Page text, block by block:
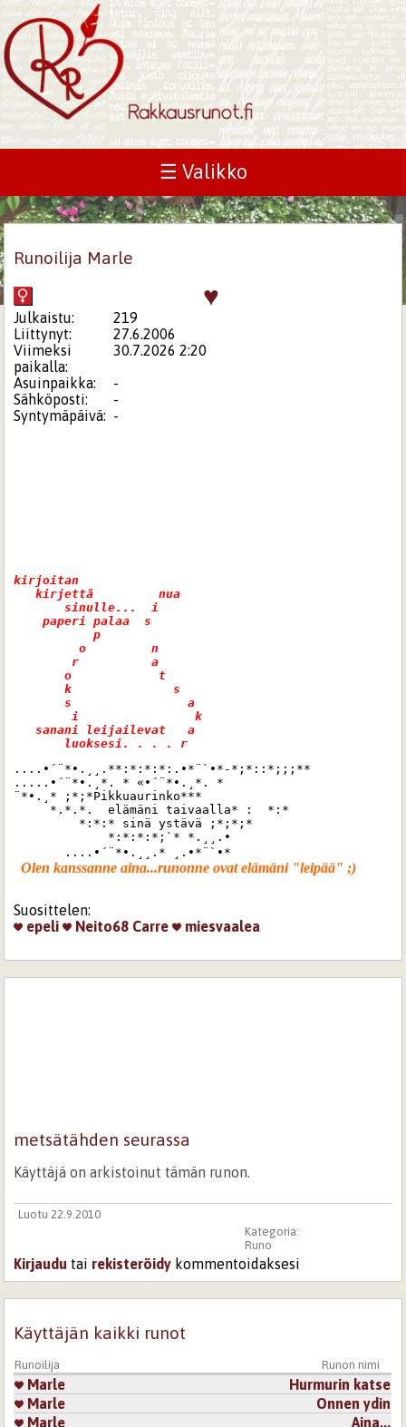
☰ Valikko
Runoilija Marle
♥
Julkaistu:
219
Liittynyt:
27.6.2006
Viimeksi
paikalla:
30.7.2026 2:20
Asuinpaikka:
-
Sähköposti:
-
Syntymäpäivä: -
kirjoitan
   kirjettä         nua
       sinulle...  i
    paperi palaa  s
           p
         o         n
       o            t
       k              s
       s                a
   sanani leijailevat   a
....•´¨*•.¸¸.**:*:*:*:.•*¨`•*-*;*::*;;;**
.....•´¨*•.¸*. * «•´¨*•.¸*. *
¨*•.¸* ;*;*Pikkuaurinko***
       ....•´¨*•.¸¸.* ¸.•*¨`•*
Suosittelen:
epeli
Neito68 Carre miesvaalea
metsätähden seurassa
Käyttäjä on arkistoinut tämän runon.
Luotu 22.9.2010
Kategoria:
Runo
Kirjaudu tai rekisteröidy kommentoidaksesi
Käyttäjän kaikki runot
Runoilija Runon nimi
Marle
Hurmurin katse
Marle
Onnen ydin
Marle
​Aina...